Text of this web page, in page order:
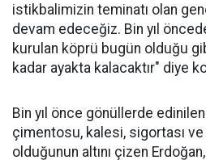
istikbalimizin teminatı olan
devam edeceğiz. Bin yıl
kurulan köprü bugün olduğu
kadar ayakta kalacaktır" diye
Bin yıl önce gönüllerde
çimentosu, kalesi, sigortası ve
olduğunun altını çizen